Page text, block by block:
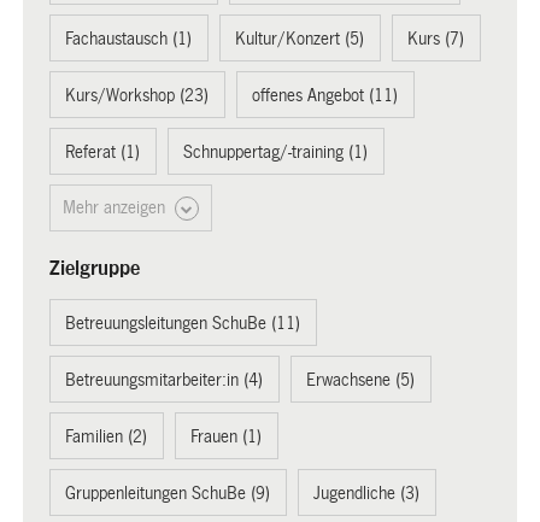
Fachaustausch (1) Kultur/Konzert (5) Kurs (7)
Kurs/Workshop (23) offenes Angebot (11)
Referat (1) Schnuppertag/-training (1)
Mehr anzeigen
Zielgruppe
Betreuungsleitungen SchuBe (11)
Betreuungsmitarbeiter:in (4) Erwachsene (5)
Familien (2) Frauen (1)
Gruppenleitungen SchuBe (9) Jugendliche (3)